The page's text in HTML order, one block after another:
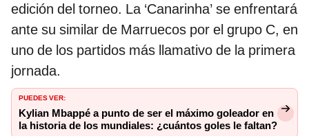
edición del torneo. La ‘Canarinha’ se enfrentará
ante su similar de Marruecos por el grupo C, en
uno de los partidos más llamativo de la primera
jornada.
PUEDES VER:
Kylian Mbappé a punto de ser el máximo goleador en
la historia de los mundiales: ¿cuántos goles le faltan?